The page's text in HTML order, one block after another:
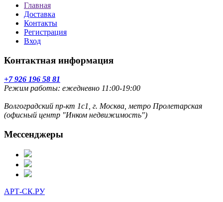
Главная
Доставка
Контакты
Регистрация
Вход
Контактная информация
+7 926 196 58 81
Режим работы: ежедневно 11:00-19:00
Волгоградский пр-кт 1с1, г. Москва, метро Пролетарская
(офисный центр "Инком недвижимость")
Мессенджеры
АРТ-СК.РУ